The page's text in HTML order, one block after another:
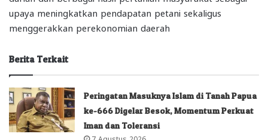
upaya meningkatkan pendapatan petani sekaligus
menggerakkan perekonomian daerah
Berita Terkait
Peringatan Masuknya Islam di Tanah Papua
ke-666 Digelar Besok, Momentum Perkuat
Iman dan Toleransi